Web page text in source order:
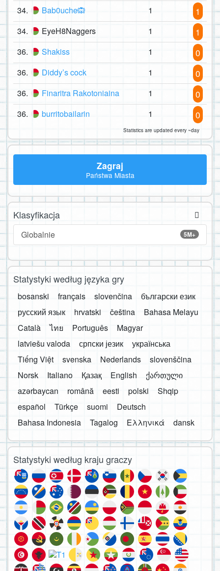
34. Bab0uche🙉 1 1
34. EyeH8Naggers 1 1
36. Shakiss 1 0
36. Diddy’s cock 1 0
36. Finaritra Rakotoniaina 1 0
36. burritobailarin 1 0
Statistics are updated every ~day
Zagraj
Państwa Miasta
Klasyfikacja
5M+
Globalnie
Statystyki według języka gry
bosanski français slovenčina
български език
русский язык
hrvatski čeština
Bahasa Melayu
Català
ไทย Português
Magyar
latviešu valoda
српски језик
українська
Tiếng Việt
svenska Nederlands
slovenščina
Norsk
Italiano Қазақ English
ქართული
azərbaycan
română eesti polski
Shqip
español
Türkçe suomi
Deutsch
Bahasa Indonesia
Tagalog Ελληνικά dansk
Statystyki według kraju graczy